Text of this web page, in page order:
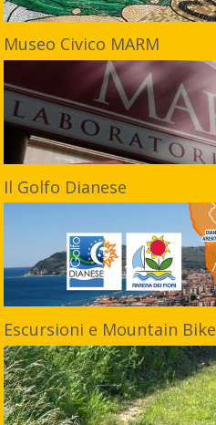
Museo Civico MARM
Il Golfo Dianese
Escursioni e Mountain Bike